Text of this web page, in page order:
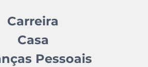
Carreira
Casa
Pessoais